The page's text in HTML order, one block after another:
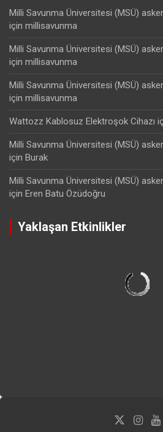
Milli Savunma Üniversitesi (MSÜ)
için millisavunma
Milli Savunma Üniversitesi (MSÜ)
için millisavunma
Milli Savunma Üniversitesi (MSÜ)
için millisavunma
Wattozz Kablosuz Elektroşok Cihazı
Milli Savunma Üniversitesi (MSÜ)
için Burak
Milli Savunma Üniversitesi (MSÜ)
için Eren Batu Özüdoğru
Yaklaşan Etkinlikler